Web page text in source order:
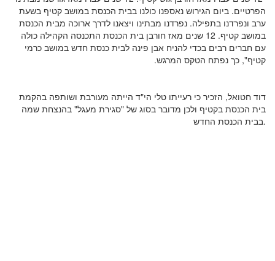
הפרטיים. ביום הגירוש נאספנו כולנו בבית הכנסת במושב קטיף בשעת
ערב ונפרדנו בתפילה. נפרדנו מבתינו ויצאנו לדרך ארוכה מבית הכנסת
במושב קטיף. 12 שנים מאז חורבן בית הכנסת התכנסה הקהילה כולה
עם חברים רבים בכדי להניח אבן פינה לבית כנסת חדש במושב כרמי
קטיף", כך נפתח הטקס המרגש.
דוד חטואל, הזכיר כי רעייתו טלי הי"ד הייתה מעורבת ושותפה בהקמת
בית הכנסת בקטיף ולכן מדובר בסוג של "סגירת מעגל" בהנצחת שמה
בבית הכנסת החדש.